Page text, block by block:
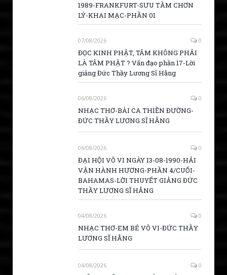
1989-FRANKFURT-SƯU TẦM CHƠN
LÝ-KHAI MẠC-PHẦN 01
07/08/2026 0
ĐỌC KINH PHẬT, TÂM KHÔNG PHẢI
LÀ TÂM PHẬT ? Vấn đạo phần 17-Lời
giảng Đức Thầy Lương Sĩ Hằng
06/08/2026 0
NHẠC THƠ-BÀI CA THIỀN ĐƯỜNG-
ĐỨC THẦY LƯƠNG SĨ HẰNG
06/08/2026 0
ĐẠI HỘI VÔ VI NGÀY 13-08-1990-HẢI
VẬN HÀNH HƯƠNG-PHẦN 4/CUỐI-
BAHAMAS-LỜI THUYẾT GIẢNG ĐỨC
THẦY LƯƠNG SĨ HẰNG
04/08/2026 0
NHẠC THƠ-EM BÉ VÔ VI-ĐỨC THẦY
LƯƠNG SĨ HẰNG
04/08/2026 0